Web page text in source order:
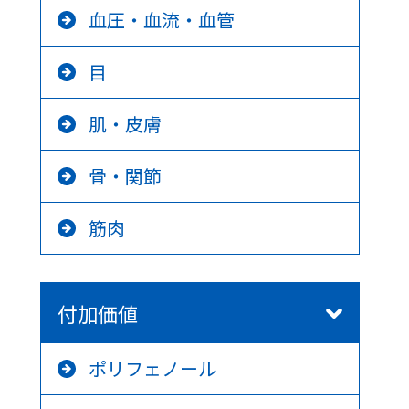
血圧・血流・血管
目
肌・皮膚
骨・関節
筋肉
付加価値
ポリフェノール